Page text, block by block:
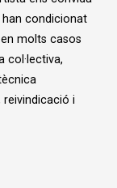
han condicionat
molts casos
col·lectiva,
i